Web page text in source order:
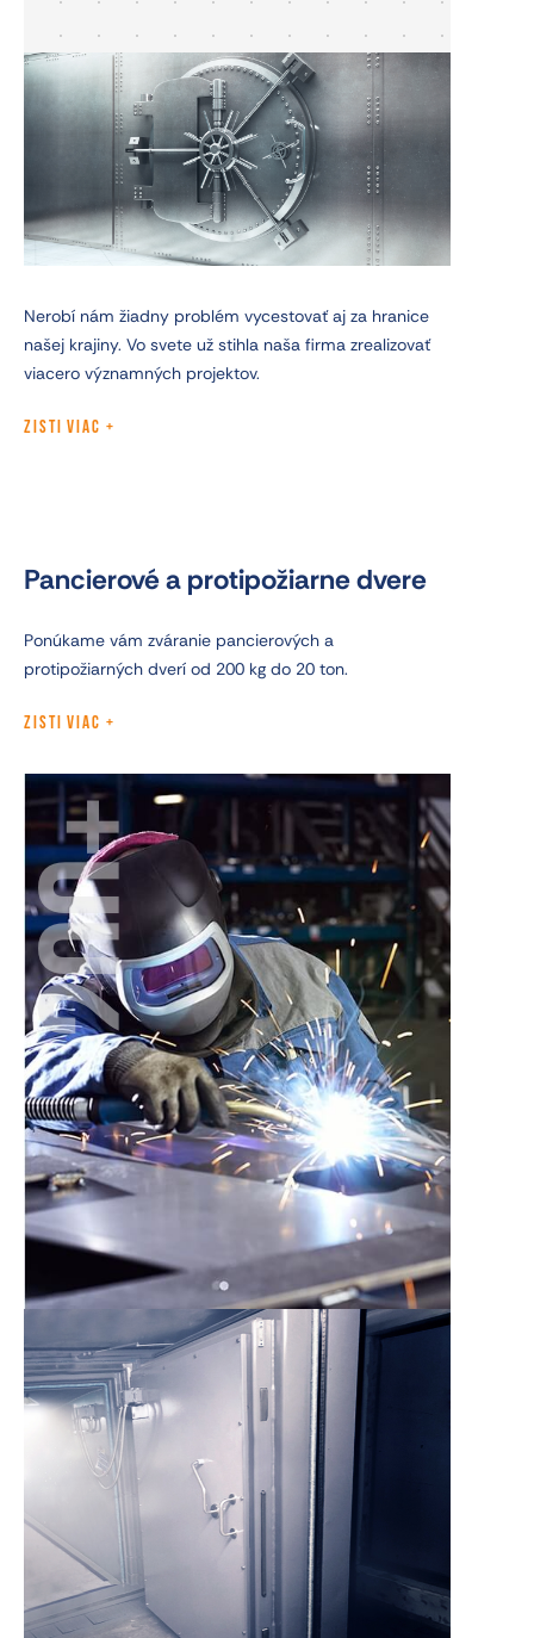
Nerobí nám žiadny problém vycestovať aj za hranice
našej krajiny. Vo svete už stihla naša firma zrealizovať
viacero významných projektov.
ZISTI VIAC
Pancierové a protipožiarne dvere
Ponúkame vám zváranie pancierových a
protipožiarných dverí od 200 kg do 20 ton.
ZISTI VIAC
200+